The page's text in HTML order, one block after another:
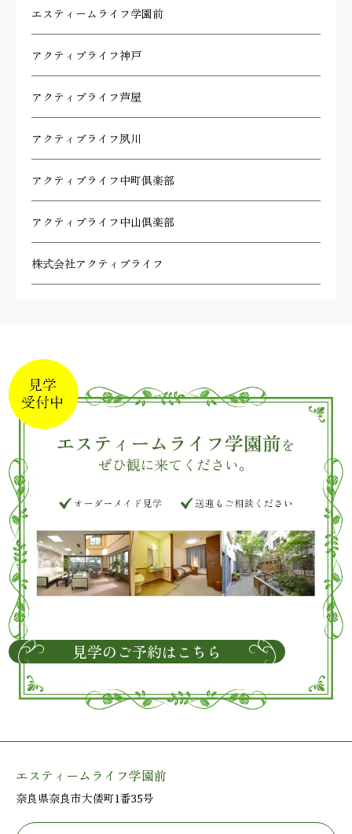
エスティームライフ学園前
アクティブライフ神戸
アクティブライフ芦屋
アクティブライフ夙川
アクティブライフ中町倶楽部
アクティブライフ中山倶楽部
株式会社アクティブライフ
見学のご予約はこちら
エスティームライフ学園前
奈良県奈良市大倭町1番35号